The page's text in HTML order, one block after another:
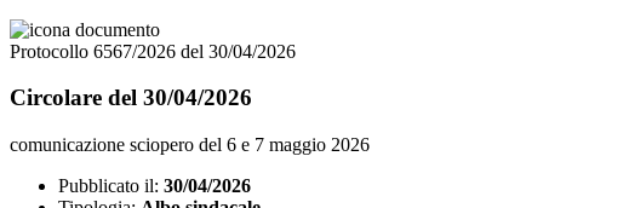
Protocollo 6567/2026 del 30/04/2026
Circolare del 30/04/2026
comunicazione sciopero del 6 e 7 maggio 2026
Pubblicato il: 30/04/2026